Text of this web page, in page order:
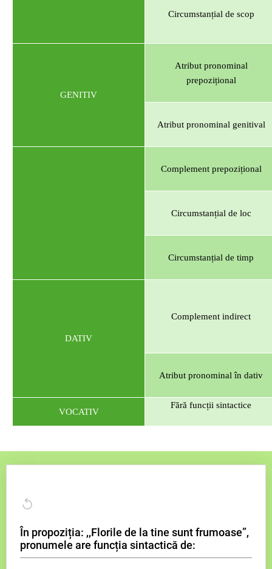
Circumstanțial de scop
GENITIV
Atribut pronominal
prepozițional
Atribut pronominal genitival
Complement prepozițional
Circumstanțial de loc
Circumstanțial de timp
DATIV
Complement indirect
Atribut pronominal în dativ
VOCATIV
Fără funcții sintactice
În propoziția: ,,Florile de la tine sunt frumoase”,
pronumele are funcția sintactică de: